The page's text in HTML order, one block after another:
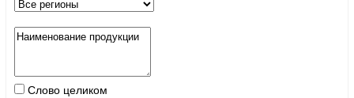
Слово целиком